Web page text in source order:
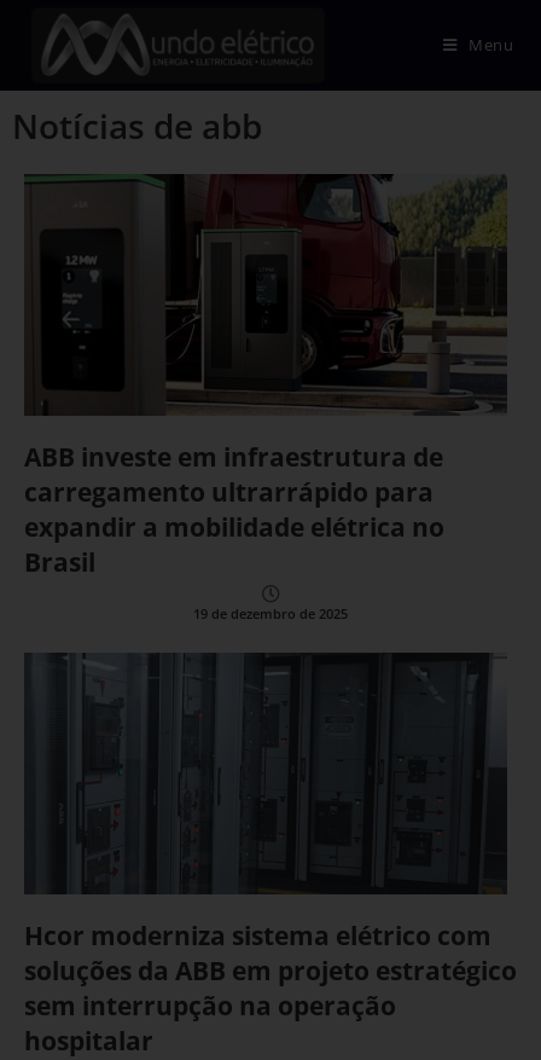
Menu
Notícias de abb
ABB investe em infraestrutura de
carregamento ultrarrápido para
expandir a mobilidade elétrica no
Brasil
19 de dezembro de 2025
Hcor moderniza sistema elétrico com
soluções da ABB em projeto estratégico
sem interrupção na operação
hospitalar